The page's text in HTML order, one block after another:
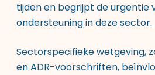
tijden en begrijpt de urgentie
ondersteuning in deze sector.
Sectorspecifieke wetgeving,
en ADR-voorschriften,